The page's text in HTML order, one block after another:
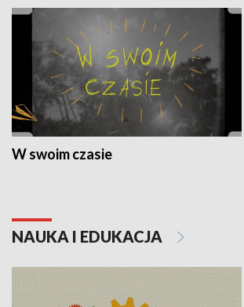
W swoim czasie
NAUKA I EDUKACJA